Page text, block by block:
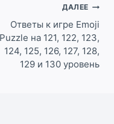
ДАЛЕЕ
Ответы к игре Emoji
Puzzle на 121, 122, 123,
124, 125, 126, 127, 128,
129 и 130 уровень